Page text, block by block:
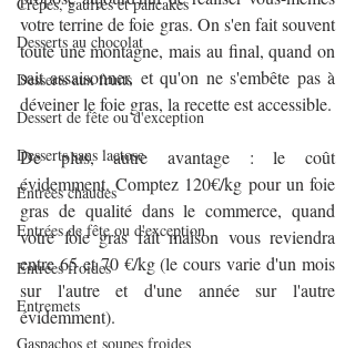
Desserts au chocolat
Desserts aux fruits
Dessert de fête ou d'exception
Desserts sans lactose
Entrées chaudes
Entrées de fête ou d'exception
Entrées froides
Entremets
Gaspachos et soupes froides
votre terrine de foie gras. On s'en fait souvent
toute une montagne, mais au final, quand on
sait assaisonner, et qu'on ne s'embête pas à
déveiner le foie gras, la recette est accessible.
De plus, autre avantage : le coût
évidemment. Comptez 120€/kg pour un foie
gras de qualité dans le commerce, quand
votre foie gras fait maison vous reviendra
entre 65 et 70 €/kg (le cours varie d'un mois
sur l'autre et d'une année sur l'autre
évidemment).